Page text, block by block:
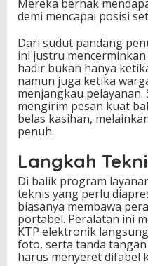
Mereka berhak
demi mencapai posisi
Dari sudut pandang
ini justru
hadir bukan hanya
namun juga ketika
menjangkau
mengirim pesan kuat
belas kasihan,
penuh.
Langkah
Di balik program
teknis yang perlu
biasanya membawa
portabel. Peralatan ini
KTP elektronik
foto, serta tanda
harus menyeret difabel